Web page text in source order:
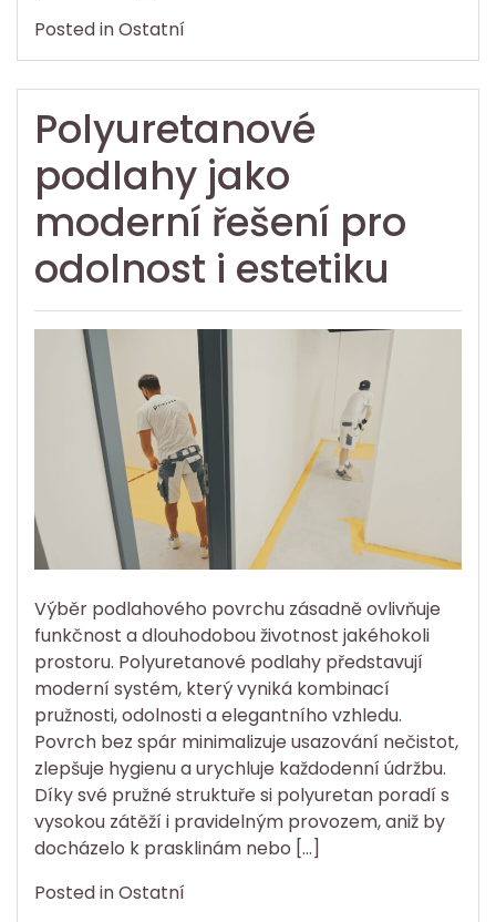
Posted inOstatní
Polyuretanové
podlahy jako
moderní řešení pro
odolnost i estetiku
Výběr podlahového povrchu zásadně ovlivňuje
funkčnost a dlouhodobou životnost jakéhokoli
prostoru. Polyuretanové podlahy představují
moderní systém, který vyniká kombinací
pružnosti, odolnosti a elegantního vzhledu.
Povrch bez spár minimalizuje usazování nečistot,
zlepšuje hygienu a urychluje každodenní údržbu.
Díky své pružné struktuře si polyuretan poradí s
vysokou zátěží i pravidelným provozem, aniž by
docházelo k prasklinám nebo […]
Posted inOstatní